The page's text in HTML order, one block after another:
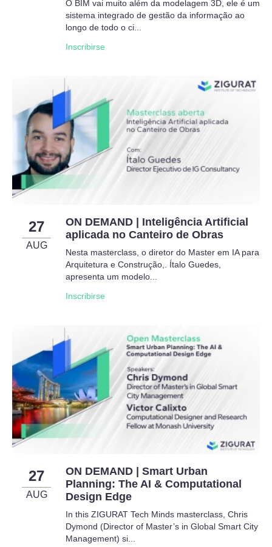
O BIM vai muito além da modelagem 3D, ele é um
sistema integrado de gestão da informação ao
longo de todo o ci...
Inscribirse
27
AUG
ON DEMAND | Inteligência Artificial
aplicada no Canteiro de Obras
Nesta masterclass, o diretor do Master em IA para
Arquitetura e Construção,. Ítalo Guedes,
apresenta um modelo...
Inscribirse
27
AUG
ON DEMAND | Smart Urban
Planning: The AI & Computational
Design Edge
In this ZIGURAT Tech Minds masterclass, Chris
Dymond (Director of Master’s in Global Smart City
Management) si...